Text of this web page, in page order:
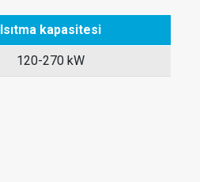
Isıtma kapasitesi
120-270 kW